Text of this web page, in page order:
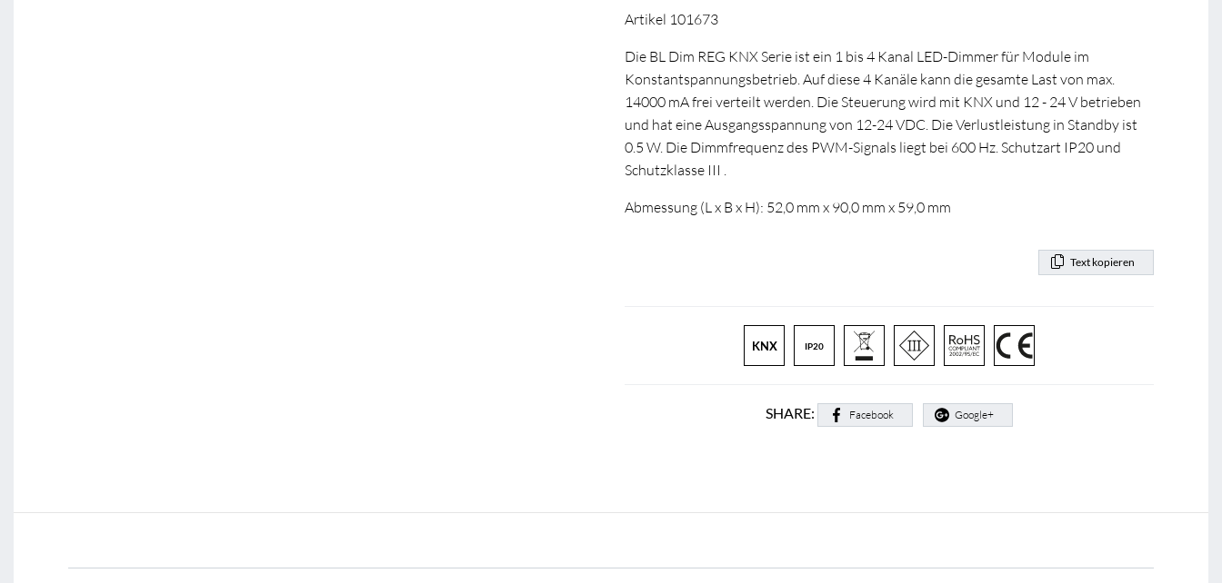
Artikel 101673
Die BL Dim REG KNX Serie ist ein 1 bis 4 Kanal LED-Dimmer für Module im
Konstantspannungsbetrieb. Auf diese 4 Kanäle kann die gesamte Last von max.
14000 mA frei verteilt werden. Die Steuerung wird mit KNX und 12 - 24 V betrieben
und hat eine Ausgangsspannung von 12-24 VDC. Die Verlustleistung in Standby ist
0.5 W. Die Dimmfrequenz des PWM-Signals liegt bei 600 Hz. Schutzart IP20 und
Schutzklasse III .
Abmessung (L x B x H): 52,0 mm x 90,0 mm x 59,0 mm
Text kopieren
KNX IP20
SHARE: Facebook Google+